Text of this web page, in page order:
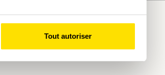
Tout autoriser
aux situations d’urgence.